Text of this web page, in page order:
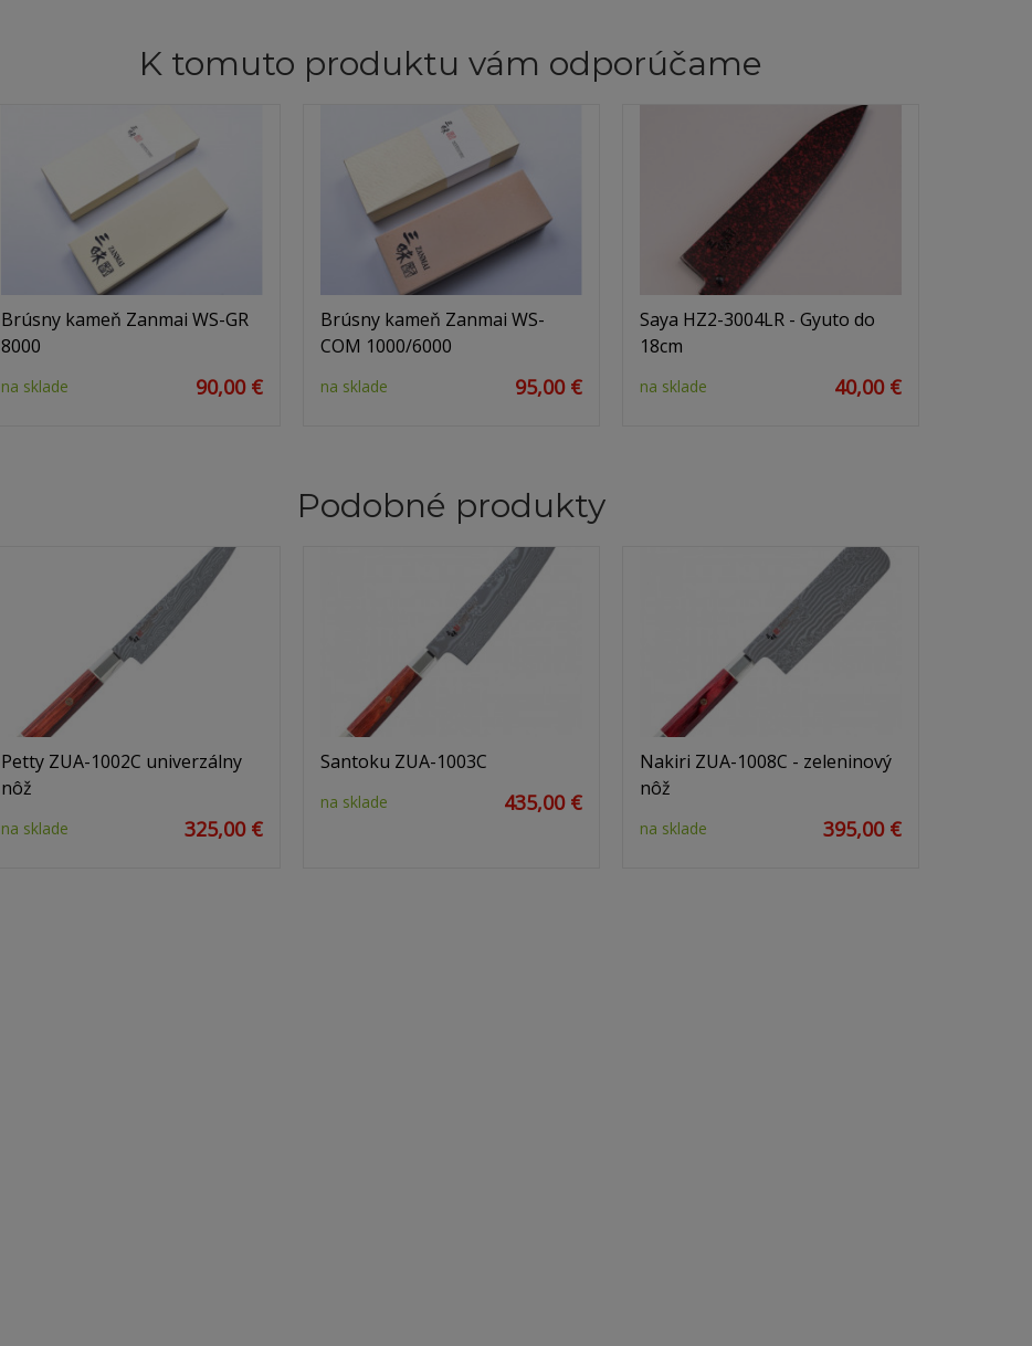
K tomuto produktu vám odporúčame
Brúsny kameň Zanmai WS-GR
8000
na sklade 90,00 €
Brúsny kameň Zanmai WS-
COM 1000/6000
na sklade 95,00 €
Saya HZ2-3004LR - Gyuto do
18cm
na sklade 40,00 €
Podobné produkty
Petty ZUA-1002C univerzálny
nôž
na sklade 325,00 €
Santoku ZUA-1003C
na sklade 435,00 €
Nakiri ZUA-1008C - zeleninový
nôž
na sklade 395,00 €